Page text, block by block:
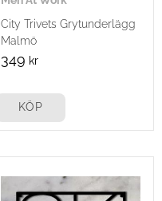
City Trivets Grytunderlägg
Malmö
349 kr
KÖP